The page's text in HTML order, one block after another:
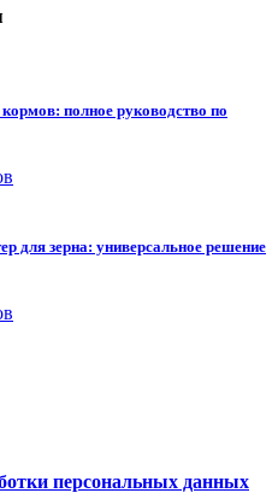
полное руководство по
для зерна: универсальное решение
персональных данных